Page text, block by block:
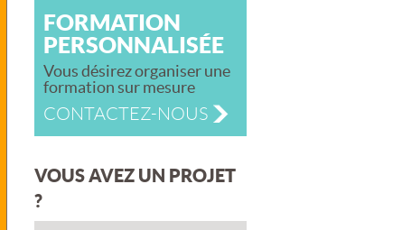
FORMATION
PERSONNALISÉE
Vous désirez organiser une
formation sur mesure
CONTACTEZ-NOUS
VOUS AVEZ UN PROJET
?